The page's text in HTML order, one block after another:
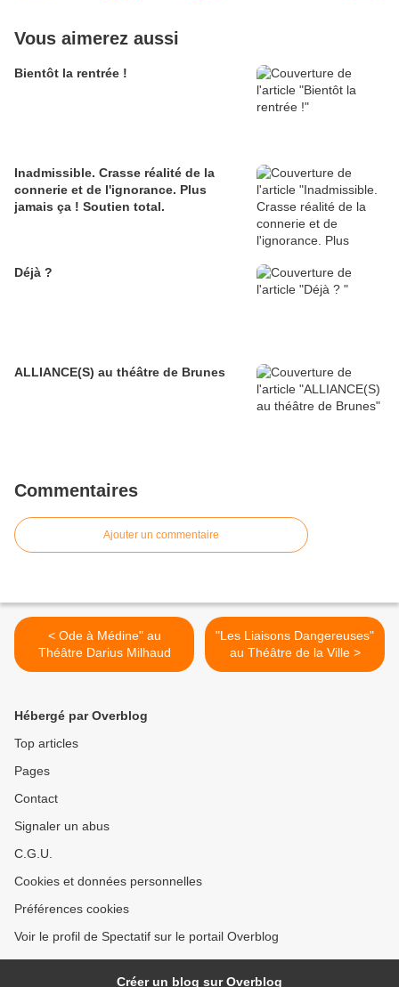
Vous aimerez aussi
Bientôt la rentrée !
Inadmissible. Crasse réalité de la
connerie et de l'ignorance. Plus
jamais ça ! Soutien total.
Déjà ?
ALLIANCE(S) au théâtre de Brunes
Commentaires
Ajouter un commentaire
< Ode à Médine" au
Théâtre Darius Milhaud
"Les Liaisons Dangereuses"
au Théâtre de la Ville >
Hébergé par Overblog
Top articles
Pages
Contact
Signaler un abus
C.G.U.
Cookies et données personnelles
Préférences cookies
Voir le profil de Spectatif sur le portail Overblog
Créer un blog sur Overblog